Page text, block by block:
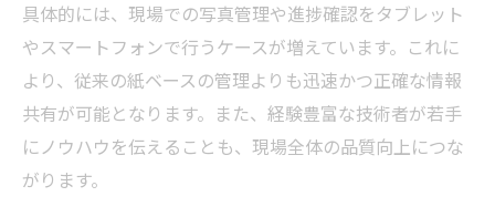
土木工事施工管理で活きる主要資格の特徴
施工管理資格取得で広がるキャリアの可能
性
愛知県で資格取得を目指す実践的な学習法
具体的には、現場での写真管理や進捗確認をタブレット
やスマートフォンで行うケースが増えています。これに
より、従来の紙ベースの管理よりも迅速かつ正確な情報
共有が可能となります。また、経験豊富な技術者が若手
にノウハウを伝えることも、現場全体の品質向上につな
がります。